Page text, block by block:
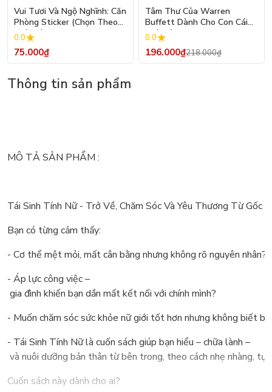
Vui Tươi Và Ngộ Nghĩnh: Căn
Phòng Sticker (Chọn Theo
Chủ Đề) - Hơn 250 Sticker
0.0
75.000₫
Tâm Thư Của Warren
Buffett Dành Cho Con Cái
(Tái Bản 2026)
0.0
196.000₫218.000₫
Thông tin sản phẩm
MÔ TẢ SẢN PHẨM :
Tái Sinh Tính Nữ - Trở Về, Chăm Sóc Và Yêu Thương Từ Gốc
Bạn có từng cảm thấy:
- Cơ thể mệt mỏi, mất cân bằng nhưng không rõ nguyên nhân?
- Áp lực công việc –
gia đình khiến bạn dần mất kết nối với chính mình?
- Muốn chăm sóc sức khỏe nữ giới tốt hơn nhưng không biết
- Tái Sinh Tính Nữ là cuốn sách giúp bạn hiểu – chữa lành –
và nuôi dưỡng bản thân từ bên trong, theo cách nhẹ nhàng, tự
Cuốn sách này dành cho ai?